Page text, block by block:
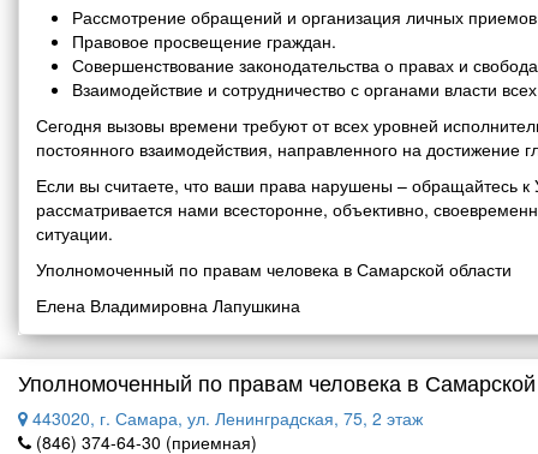
Рассмотрение обращений и организация личных
Правовое просвещение граждан.
Совершенствование законодательства о правах и
Взаимодействие и сотрудничество с органами власти
Сегодня вызовы времени требуют от всех уровней
постоянного взаимодействия, направленного на
Если вы считаете, что ваши права нарушены – обращайтесь
рассматривается нами всесторонне, объективно,
ситуации.
Уполномоченный по правам человека в Самарской области
Елена Владимировна Лапушкина
Уполномоченный по правам человека в
443020, г. Самара, ул. Ленинградская, 75, 2 этаж
(846) 374-64-30 (приемная)